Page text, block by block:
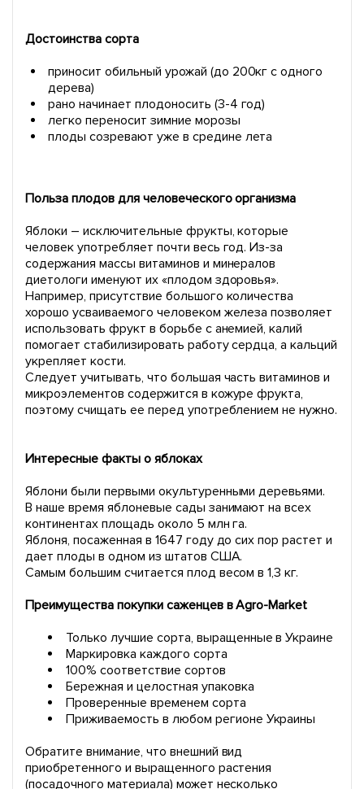
Достоинства сорта
приносит обильный урожай (до 200кг с одного
дерева)
рано начинает плодоносить (3-4 год)
легко переносит зимние морозы
плоды созревают уже в средине лета
Польза плодов для человеческого организма
Яблоки – исключительные фрукты, которые
человек употребляет почти весь год. Из-за
содержания массы витаминов и минералов
диетологи именуют их «плодом здоровья».
Например, присутствие большого количества
хорошо усваиваемого человеком железа позволяет
использовать фрукт в борьбе с анемией, калий
помогает стабилизировать работу сердца, а кальций
укрепляет кости.
Следует учитывать, что большая часть витаминов и
микроэлементов содержится в кожуре фрукта,
поэтому счищать ее перед употреблением не нужно.
Интересные факты о яблоках
Яблони были первыми окультуренными деревьями.
В наше время яблоневые сады занимают на всех
континентах площадь около 5 млн га.
Яблоня, посаженная в 1647 году до сих пор растет и
дает плоды в одном из штатов США.
Самым большим считается плод весом в 1,3 кг.
Преимущества покупки саженцев в Agro-Market
Только лучшие сорта, выращенные в Украине
Маркировка каждого сорта
100% соответствие сортов
Бережная и целостная упаковка
Проверенные временем сорта
Приживаемость в любом регионе Украины
Обратите внимание, что внешний вид
приобретенного и выращенного растения
(посадочного материала) может несколько